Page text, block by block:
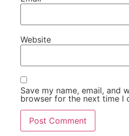
Website
Save my name, email, and
browser for the next time I